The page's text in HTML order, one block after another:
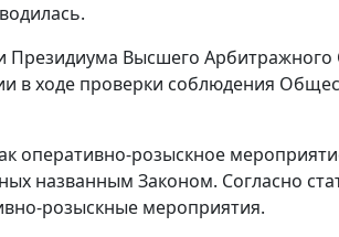
Президиума Высшего Арбитражного
в ходе проверки соблюдения
оперативно-розыскное
названным Законом. Согласно
розыскные мероприятия.